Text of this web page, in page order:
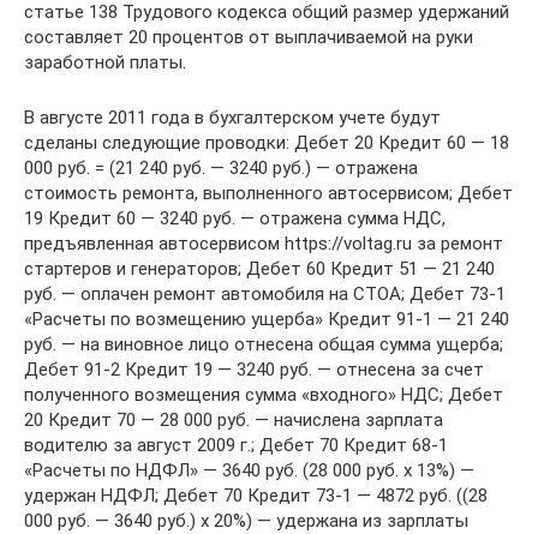
статье 138 Трудового кодекса общий размер удержаний
составляет 20 процентов от выплачиваемой на руки
заработной платы.
В августе 2011 года в бухгалтерском учете будут
сделаны следующие проводки: Дебет 20 Кредит 60 — 18
000 руб. = (21 240 руб. — 3240 руб.) — отражена
стоимость ремонта, выполненного автосервисом; Дебет
19 Кредит 60 — 3240 руб. — отражена сумма НДС,
предъявленная автосервисом https://voltag.ru за ремонт
стартеров и генераторов; Дебет 60 Кредит 51 — 21 240
руб. — оплачен ремонт автомобиля на СТОА; Дебет 73-1
«Расчеты по возмещению ущерба» Кредит 91-1 — 21 240
руб. — на виновное лицо отнесена общая сумма ущерба;
Дебет 91-2 Кредит 19 — 3240 руб. — отнесена за счет
полученного возмещения сумма «входного» НДС; Дебет
20 Кредит 70 — 28 000 руб. — начислена зарплата
водителю за август 2009 г.; Дебет 70 Кредит 68-1
«Расчеты по НДФЛ» — 3640 руб. (28 000 руб. х 13%) —
удержан НДФЛ; Дебет 70 Кредит 73-1 — 4872 руб. ((28
000 руб. — 3640 руб.) х 20%) — удержана из зарплаты